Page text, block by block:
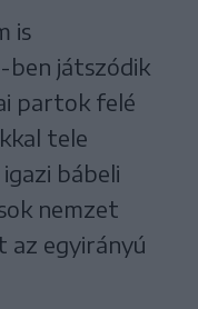
is
ben játszódik
partok felé
tele
bábeli
nemzet
az egyirányú